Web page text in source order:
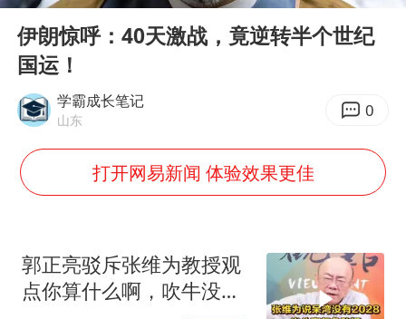
陕西柞水泥石流已致2死 仍有1人失联
伊斯兰版北约来了吗
上半年国内居民出游人次34.63亿
薛之谦杭州站演唱会取消
张本智和：零封向鹏不意外
Play
伊朗惊呼：40天激战，竟逆转半个世纪
国运！
学霸成长笔记
山东 0
打开网易新闻 体验效果更佳
郭正亮驳斥张维为教授观
点你算什么啊，吹牛没